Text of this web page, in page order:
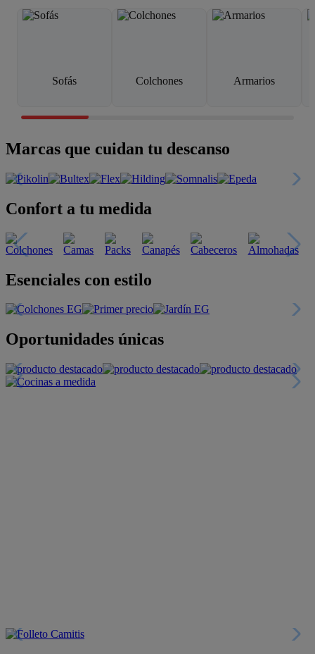
Sofás Colchones Armarios
Marcas que cuidan tu descanso
Confort a tu medida
Esenciales con estilo
Oportunidades únicas